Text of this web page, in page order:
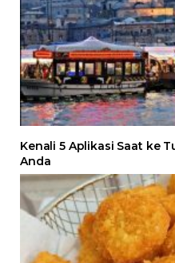
Kenali 5 Aplikasi Saat ke
Anda